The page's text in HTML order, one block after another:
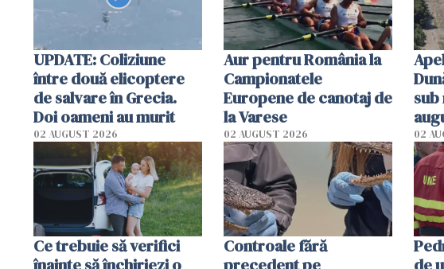
UPDATE: Coliziune
între două elicoptere
de salvare în Grecia.
Doi oameni au murit
02 AUGUST 2026
Aur pentru România la
Campionatele
Europene de canotaj de
la Varese
02 AUGUST 2026 02
Ce trebuie să verifici
Controale fără